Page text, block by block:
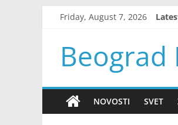
Friday, August 7, 2026
Beograd
NOVOSTI SVET